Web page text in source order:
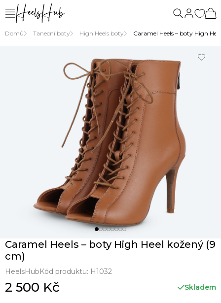
Domů Tanecní boty High Heels boty Caramel Heels – boty High
Caramel Heels – boty High Heel kožený (9
cm)
HeelsHubKód produktu: H1032
2 500 Kč Skladem